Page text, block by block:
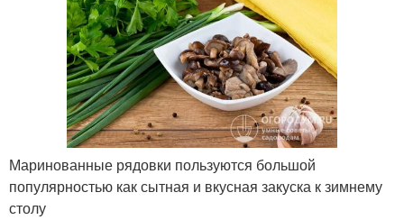
Маринованные рядовки пользуются большой
популярностью как сытная и вкусная закуска к зимнему
столу